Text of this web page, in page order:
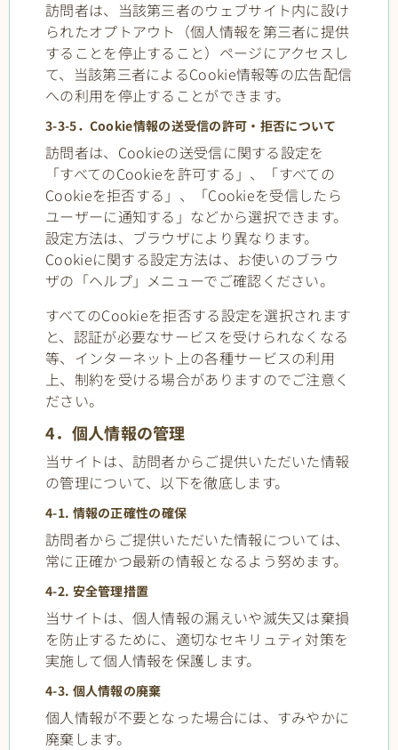
訪問者は、当該第三者のウェブサイト内に設け
られたオプトアウト（個人情報を第三者に提供
することを停止すること）ページにアクセスし
て、当該第三者によるCookie情報等の広告配信
への利用を停止することができます。
3-3-5．Cookie情報の送受信の許可・拒否について
訪問者は、Cookieの送受信に関する設定を
「すべてのCookieを許可する」、「すべての
Cookieを拒否する」、「Cookieを受信したら
ユーザーに通知する」などから選択できます。
設定方法は、ブラウザにより異なります。
Cookieに関する設定方法は、お使いのブラウ
ザの「ヘルプ」メニューでご確認ください。
すべてのCookieを拒否する設定を選択されます
と、認証が必要なサービスを受けられなくなる
等、インターネット上の各種サービスの利用
上、制約を受ける場合がありますのでご注意く
ださい。
4．個人情報の管理
当サイトは、訪問者からご提供いただいた情報
の管理について、以下を徹底します。
4-1. 情報の正確性の確保
訪問者からご提供いただいた情報については、
常に正確かつ最新の情報となるよう努めます。
4-2. 安全管理措置
当サイトは、個人情報の漏えいや滅失又は棄損
を防止するために、適切なセキリュティ対策を
実施して個人情報を保護します。
4-3. 個人情報の廃棄
個人情報が不要となった場合には、すみやかに
廃棄します。